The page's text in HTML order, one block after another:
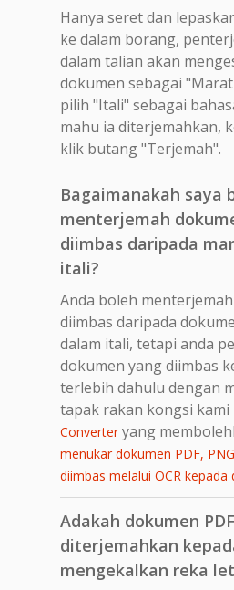
Hanya seret dan
ke dalam borang,
dalam talian akan
dokumen sebagai
pilih "Itali" sebagai
mahu ia diterjemahkan,
klik butang "Terjemah".
Bagaimanakah saya
menterjemah
diimbas daripada
itali?
Anda boleh
diimbas daripada
dalam itali, tetapi anda
dokumen yang diimbas
terlebih dahulu dengan
tapak rakan kongsi kami
Converteryang
menukar dokumen PDF,
diimbas melalui OCR
Adakah dokumen
diterjemahkan
mengekalkan reka